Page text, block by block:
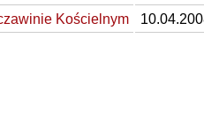
Kościelnym